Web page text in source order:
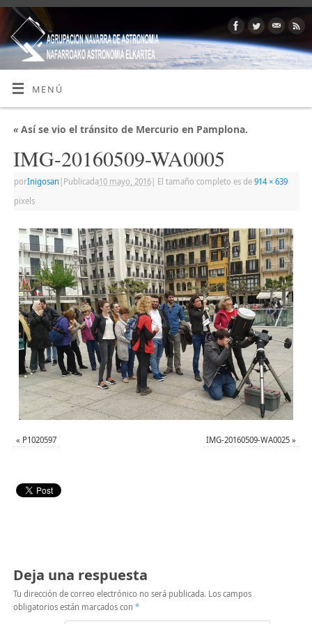
MENÚ
«Así se vio el tránsito de Mercurio en Pamplona.
IMG-20160509-WA0005
porInigosan Publicada10 mayo, 2016| El tamaño completo es de 914 × 639
pixels
« P1020597 IMG-20160509-WA0025 »
Deja una respuesta
Tu dirección de correo electrónico no será publicada. Los campos
obligatorios están marcados con *